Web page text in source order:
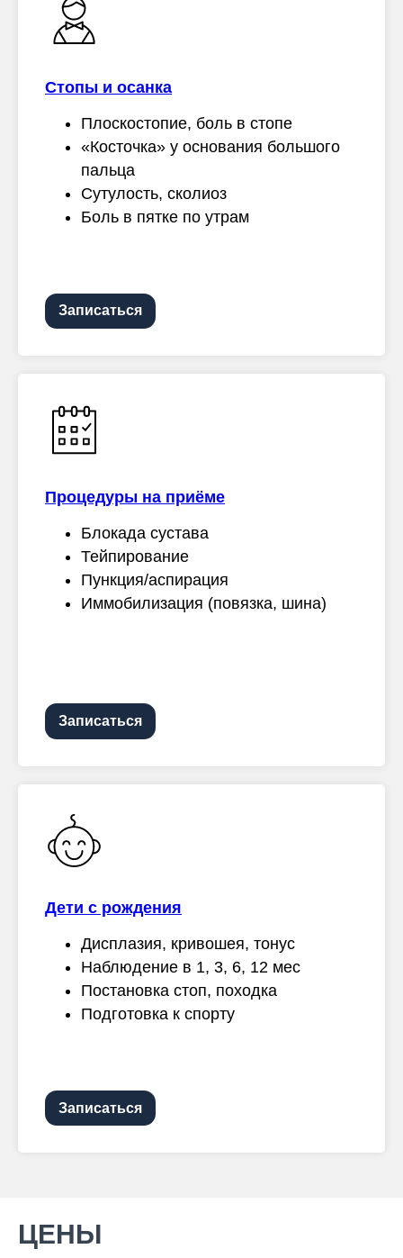
Стопы и осанка
Плоскостопие, боль в стопе
«Косточка» у основания большого
пальца
Сутулость, сколиоз
Боль в пятке по утрам
Записаться
Процедуры на приёме
Блокада сустава
Тейпирование
Пункция/аспирация
Иммобилизация (повязка, шина)
Записаться
Дети с рождения
Дисплазия, кривошея, тонус
Наблюдение в 1, 3, 6, 12 мес
Постановка стоп, походка
Подготовка к спорту
Записаться
ЦЕНЫ